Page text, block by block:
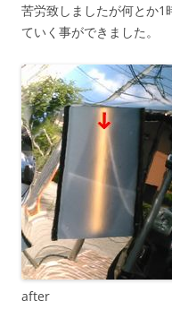
苦労致しましたが何とか1
ていく事ができました。
after